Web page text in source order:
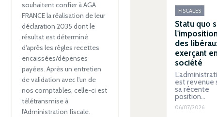
souhaitent confier à AGA
FRANCE la réalisation de leur
déclaration 2035 dont le
résultat est déterminé
d'après les règles recettes
encaissées/dépenses
payées. Après un entretien
de validation avec l'un de
nos comptables, celle-ci est
télétransmise à
l'Administration fiscale.
FISCALES
Statu quo
des
exerçant
société
est revenue
sa récente
position…
06/07/2026